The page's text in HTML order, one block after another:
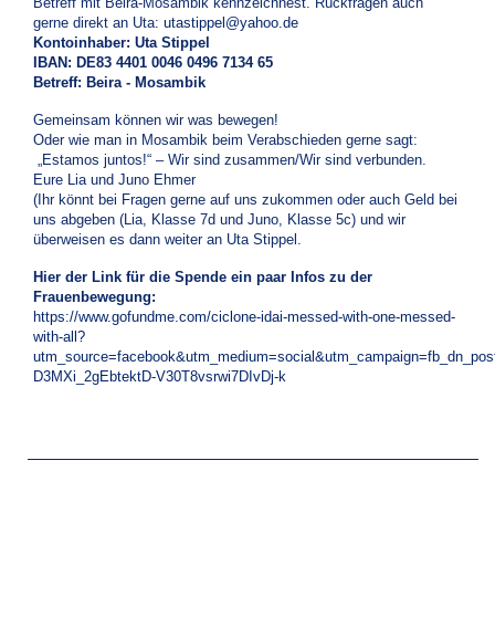
gerne direkt an Uta: utastippel@yahoo.de
Kontoinhaber: Uta Stippel
IBAN: DE83 4401 0046 0496 7134 65
Betreff: Beira - Mosambik
Gemeinsam können wir was bewegen!
Oder wie man in Mosambik beim Verabschieden gerne sagt:
„Estamos juntos!“ – Wir sind zusammen/Wir sind verbunden.
Eure Lia und Juno Ehmer
(Ihr könnt bei Fragen gerne auf uns zukommen oder auch Geld bei
uns abgeben (Lia, Klasse 7d und Juno, Klasse 5c) und wir
überweisen es dann weiter an Uta Stippel.
Hier der Link für die Spende ein paar Infos zu der
Frauenbewegung:
https://www.gofundme.com/ciclone-idai-messed-with-one-messed-
with-all?
D3MXi_2gEbtektD-V30T8vsrwi7DIvDj-k